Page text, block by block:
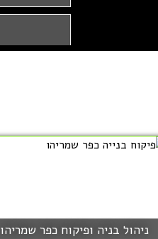
ניהול בניה ופיקוח כפר שמריהו